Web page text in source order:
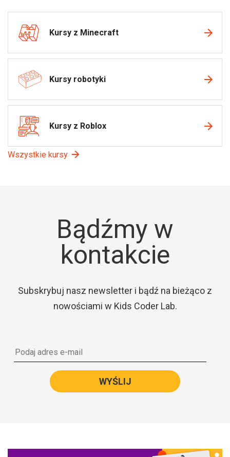
Kursy z Minecraft
Kursy robotyki
Kursy z Roblox
Wszystkie kursy
Bądźmy w
kontakcie
Subskrybuj nasz newsletter i bądź na bieżąco z
nowościami w Kids Coder Lab.
WYŚLIJ